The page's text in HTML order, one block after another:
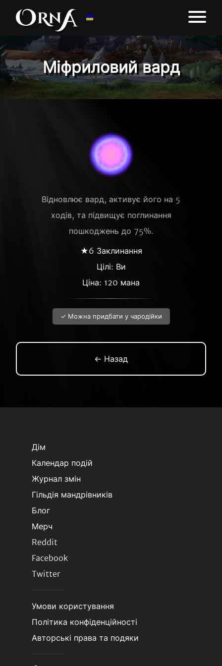
Міфриловий вард
Відновлює вард, активує його на 5
ходів, та підвищує поглинання
пошкоджень до 75%.
★6 Заклинання
Цілі: Ви
Ціна: 120 мана
✓ Можна придбати у чародійки
← Назад
Дім
Календар подій
Журнал змін
Гільдія мандрівників
Блог
Мерч
Reddit
Facebook
Twitter
Умови користування
Політика конфіденційності
Авторські права та подяки